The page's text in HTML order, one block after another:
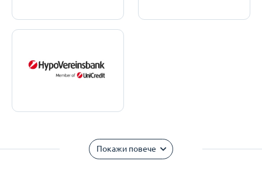
Покажи повече